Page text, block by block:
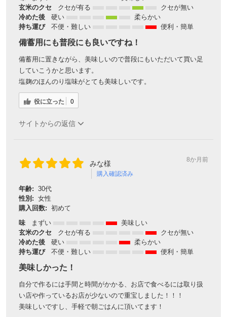
玄米のクセ
クセが有る
クセが無い
冷めた後
硬い
柔らかい
持ち運び
不便・難しい 便利・簡単
備蓄用にも普段にも良いですね！
備蓄用に置きながら、美味しいので普段にもいただいて買い足
していこうかと思います。
塩麹のほんのり塩味がとても美味しいです。
役に立った 0
サイトからの返信
みな様
購入確認済み
8か月前
年齢: 30代
性別: 女性
購入回数: 初めて
味
まずい
美味しい
玄米のクセ
クセが有る
クセが無い
冷めた後
硬い
柔らかい
持ち運び
不便・難しい 便利・簡単
美味しかった！
自分で作るには手間と時間がかかる、お店で食べるには取り扱
い店や作っているお店が少ないので重宝しました！！！
美味しいですし、手軽で朝ごはんに頂いてます！